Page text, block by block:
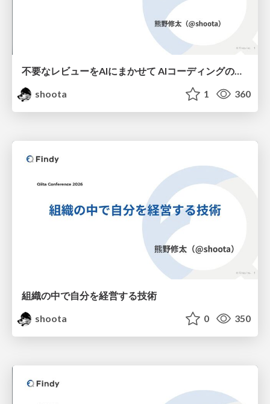
不要なレビューをAIにまかせて AIコーディングの環境改善を加速した
shoota
1 360
組織の中で自分を経営する技術
shoota
0 350